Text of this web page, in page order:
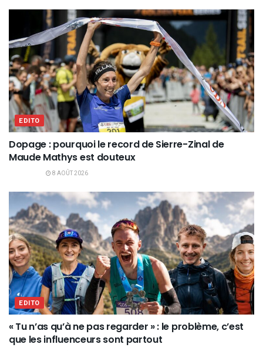
EDITO
Dopage : pourquoi le record de Sierre-Zinal de
Maude Mathys est douteux
8 AOÛT 2026
EDITO
« Tu n’as qu’à ne pas regarder » : le problème, c’est
que les influenceurs sont partout